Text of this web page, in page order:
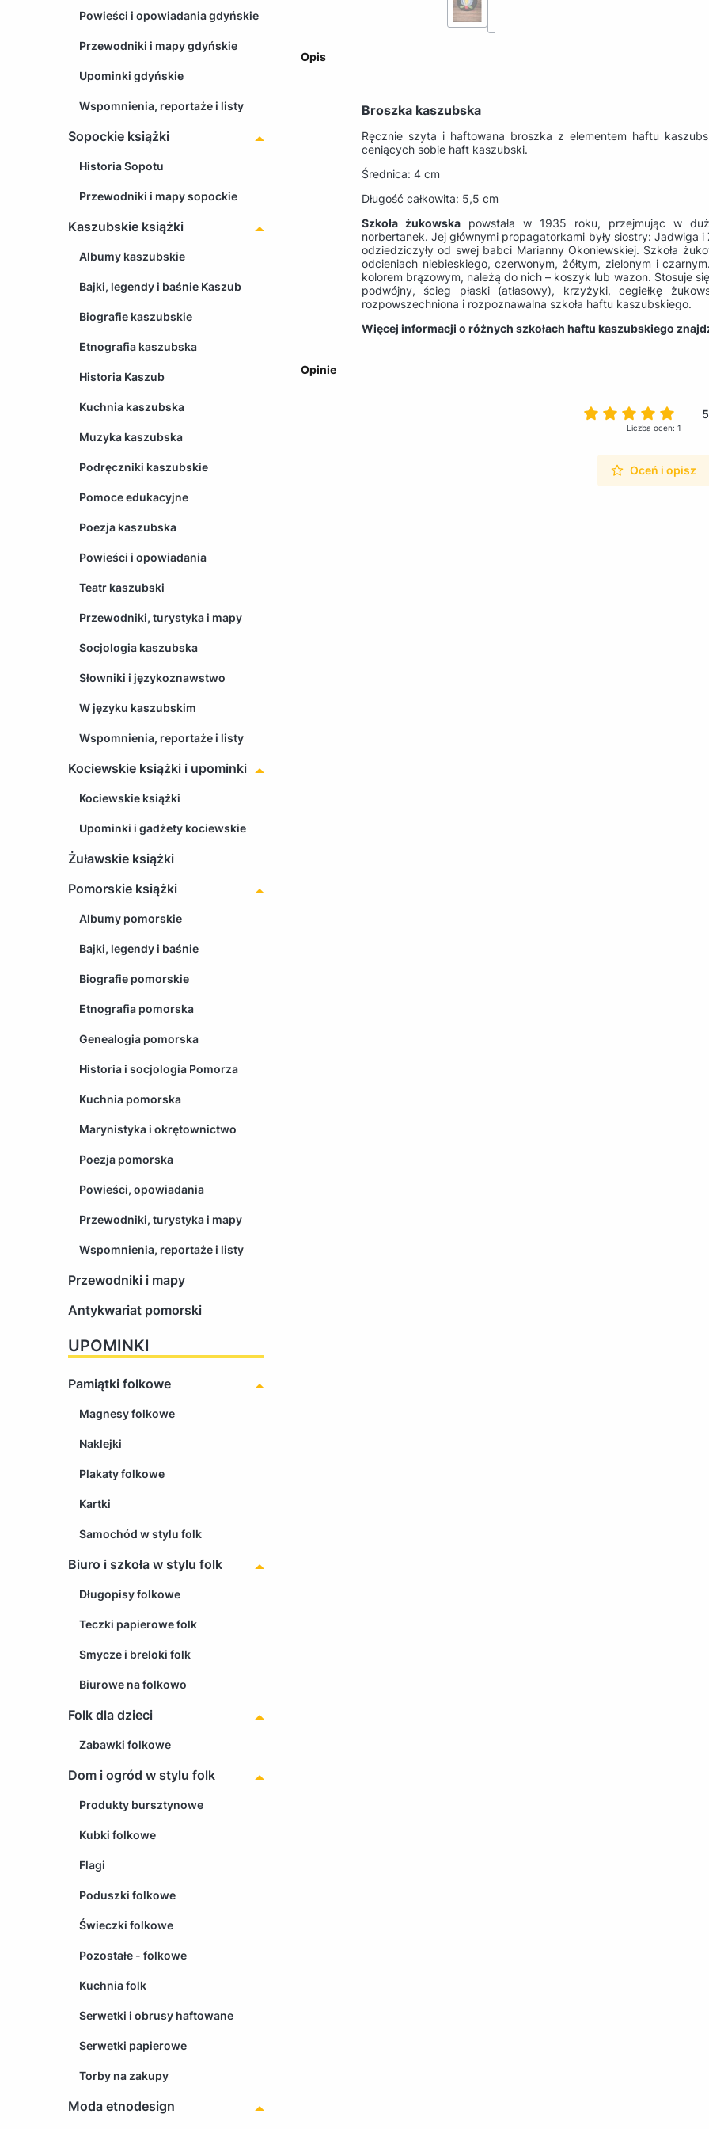
Powieści i opowiadania gdyńskie
Przewodniki i mapy gdyńskie
Upominki gdyńskie
Wspomnienia, reportaże i listy
Sopockie książki
Historia Sopotu
Przewodniki i mapy sopockie
Kaszubskie książki
Albumy kaszubskie
Bajki, legendy i baśnie Kaszub
Biografie kaszubskie
Etnografia kaszubska
Historia Kaszub
Kuchnia kaszubska
Muzyka kaszubska
Podręczniki kaszubskie
Pomoce edukacyjne
Poezja kaszubska
Powieści i opowiadania
Teatr kaszubski
Przewodniki, turystyka i mapy
Socjologia kaszubska
Słowniki i językoznawstwo
W języku kaszubskim
Wspomnienia, reportaże i listy
Kociewskie książki i upominki
Kociewskie książki
Upominki i gadżety kociewskie
Żuławskie książki
Pomorskie książki
Albumy pomorskie
Bajki, legendy i baśnie
Biografie pomorskie
Etnografia pomorska
Genealogia pomorska
Historia i socjologia Pomorza
Kuchnia pomorska
Marynistyka i okrętownictwo
Poezja pomorska
Powieści, opowiadania
Przewodniki, turystyka i mapy
Wspomnienia, reportaże i listy
Przewodniki i mapy
Antykwariat pomorski
UPOMINKI
Pamiątki folkowe
Magnesy folkowe
Naklejki
Plakaty folkowe
Kartki
Samochód w stylu folk
Biuro i szkoła w stylu folk
Długopisy folkowe
Teczki papierowe folk
Smycze i breloki folk
Biurowe na folkowo
Folk dla dzieci
Zabawki folkowe
Dom i ogród w stylu folk
Produkty bursztynowe
Kubki folkowe
Flagi
Poduszki folkowe
Świeczki folkowe
Pozostałe - folkowe
Kuchnia folk
Serwetki i obrusy haftowane
Serwetki papierowe
Torby na zakupy
Moda etnodesign
Opis
Broszka kaszubska
Ręcznie szyta i haftowana broszka z elementem haftu
ceniących sobie haft kaszubski.
Średnica: 4 cm
Długość całkowita: 5,5 cm
Szkoła żukowska powstała w 1935 roku, przejmując w
norbertanek. Jej głównymi propagatorkami były siostry:
odziedziczyły od swej babci Marianny Okoniewskiej. Szkoła
odcieniach niebieskiego, czerwonym, żółtym, zielonym i
kolorem brązowym, należą do nich – koszyk lub wazon. Stosuje
podwójny, ścieg płaski (atłasowy), krzyżyki, cegiełkę
rozpowszechniona i rozpoznawalna szkoła haftu kaszubskiego.
Więcej informacji o różnych szkołach haftu kaszubskiego
Opinie
Liczba ocen: 1
Oceń i opisz